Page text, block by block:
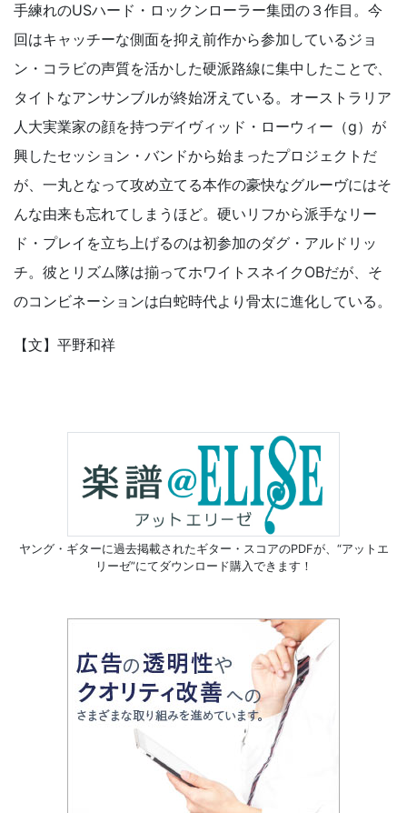
手練れのUSハード・ロックンローラー集団の３作目。今
回はキャッチーな側面を抑え前作から参加しているジョ
ン・コラビの声質を活かした硬派路線に集中したことで、
タイトなアンサンブルが終始冴えている。オーストラリア
人大実業家の顔を持つデイヴィッド・ローウィー（g）が
興したセッション・バンドから始まったプロジェクトだ
が、一丸となって攻め立てる本作の豪快なグルーヴにはそ
んな由来も忘れてしまうほど。硬いリフから派手なリー
ド・プレイを立ち上げるのは初参加のダグ・アルドリッ
チ。彼とリズム隊は揃ってホワイトスネイクOBだが、そ
のコンビネーションは白蛇時代より骨太に進化している。
【文】平野和祥
ヤング・ギターに過去掲載されたギター・スコアのPDFが、 “アットエ
リーゼ”にてダウンロード購入できます！